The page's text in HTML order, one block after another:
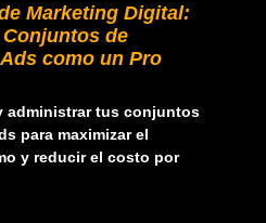
Marketing Digital:
de
como un Pro
administrar tus conjuntos
para maximizar el
y reducir el costo por